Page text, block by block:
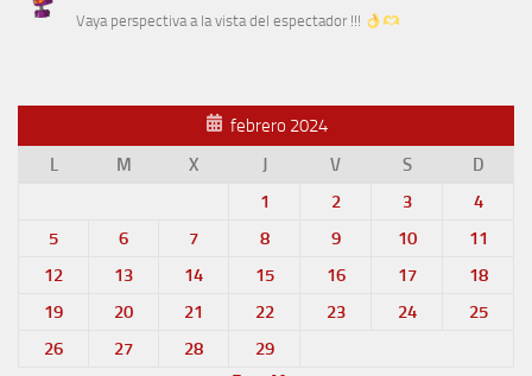
Vaya perspectiva a la vista del espectador !!!
febrero 2024
L
M X J V S
D
1
2 3
4
5
6 7 8 9 10
11
12
13 14 15 16 17
18
19
20 21 22 23 24
25
26
27 28
29